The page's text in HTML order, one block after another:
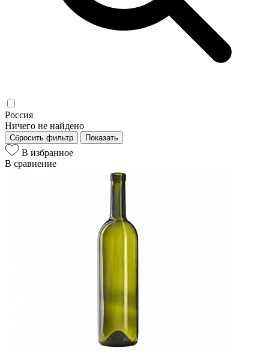
Россия
Ничего не найдено
Сбросить фильтр Показать
В избранное
В сравнение